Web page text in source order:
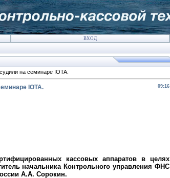
ВХОД
на семинаре IOTA.
09:16
IOTA.
кассовых аппаратов в целях
начальника Контрольного управления ФНС
А.А. Сорокин.